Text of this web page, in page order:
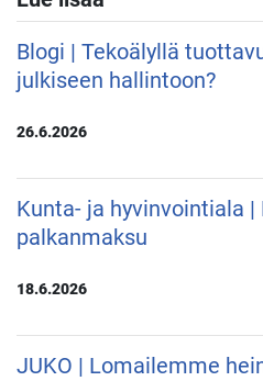
Blogi | Tekoälyllä
julkiseen hallintoon?
26.6.2026
Kunta- ja hyvinvointiala |
palkanmaksu
18.6.2026
JUKO | Lomailemme